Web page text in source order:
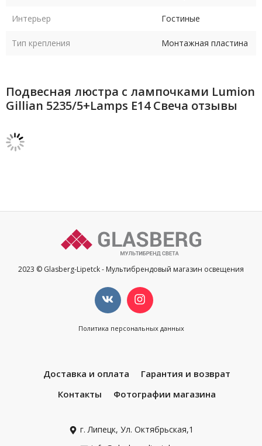
Интерьер Гостиные
Тип крепления Монтажная пластина
Подвесная люстра с лампочками Lumion
Gillian 5235/5+Lamps E14 Свеча отзывы
2023 © Glasberg-Lipetck - Мультибрендовый магазин освещения
Политика персональных данных
Доставка и оплата
Гарантия и возврат
Контакты
Фотографии магазина
г. Липецк, Ул. Октябрьская,1